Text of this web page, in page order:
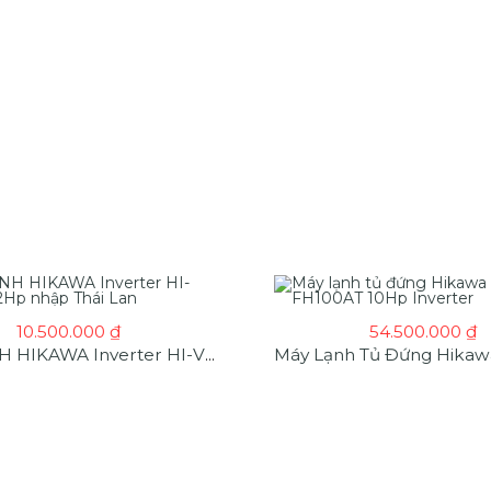
10.500.000 ₫
MÁY LẠNH HIKAWA Inverter HI-VC20A 2Hp Nhập Thái Lan
54.500.000 ₫